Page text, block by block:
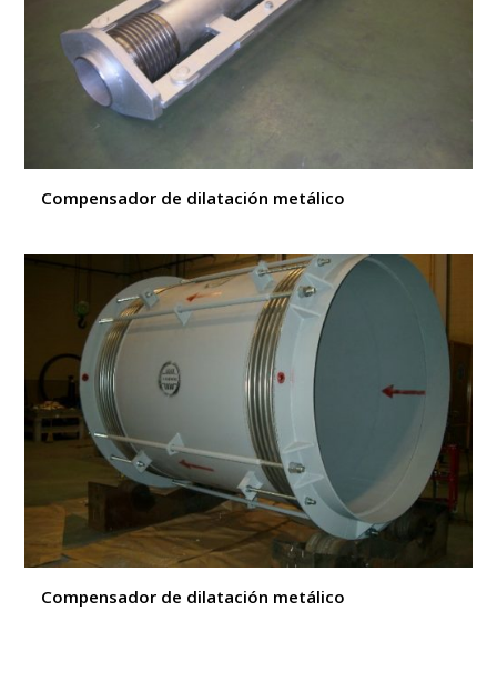
Compensador de dilatación metálico
Compensador de dilatación metálico